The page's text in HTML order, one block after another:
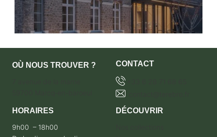
OÙ NOUS TROUVER ?
CONTACT
HORAIRES
9h00 – 18h00
DÉCOUVRIR